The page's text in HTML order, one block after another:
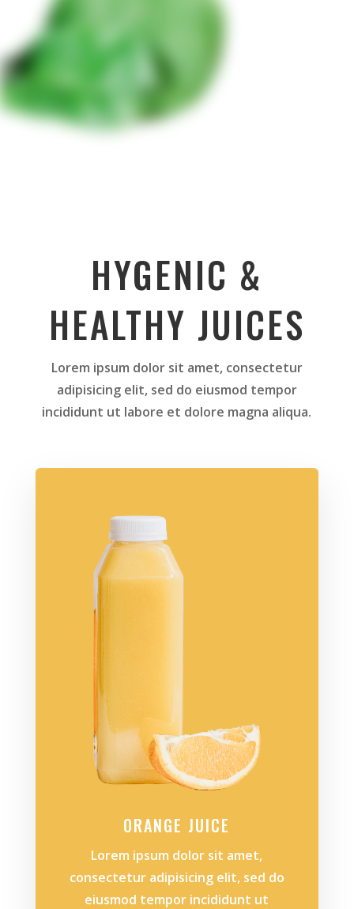
HYGENIC &
HEALTHY JUICES
Lorem ipsum dolor sit amet, consectetur
adipisicing elit, sed do eiusmod tempor
incididunt ut labore et dolore magna aliqua.
ORANGE JUICE
Lorem ipsum dolor sit amet,
consectetur adipisicing elit, sed do
eiusmod tempor incididunt ut